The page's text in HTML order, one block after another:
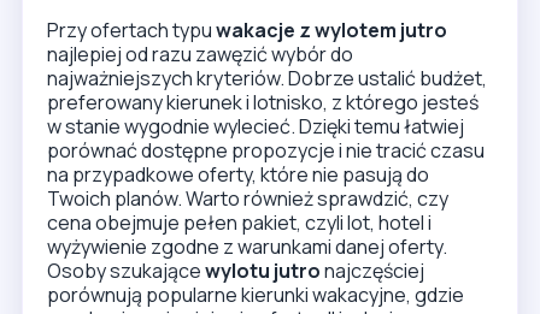
regularnie pojawiają się oferty all inclusive na
ostatnią chwilę.